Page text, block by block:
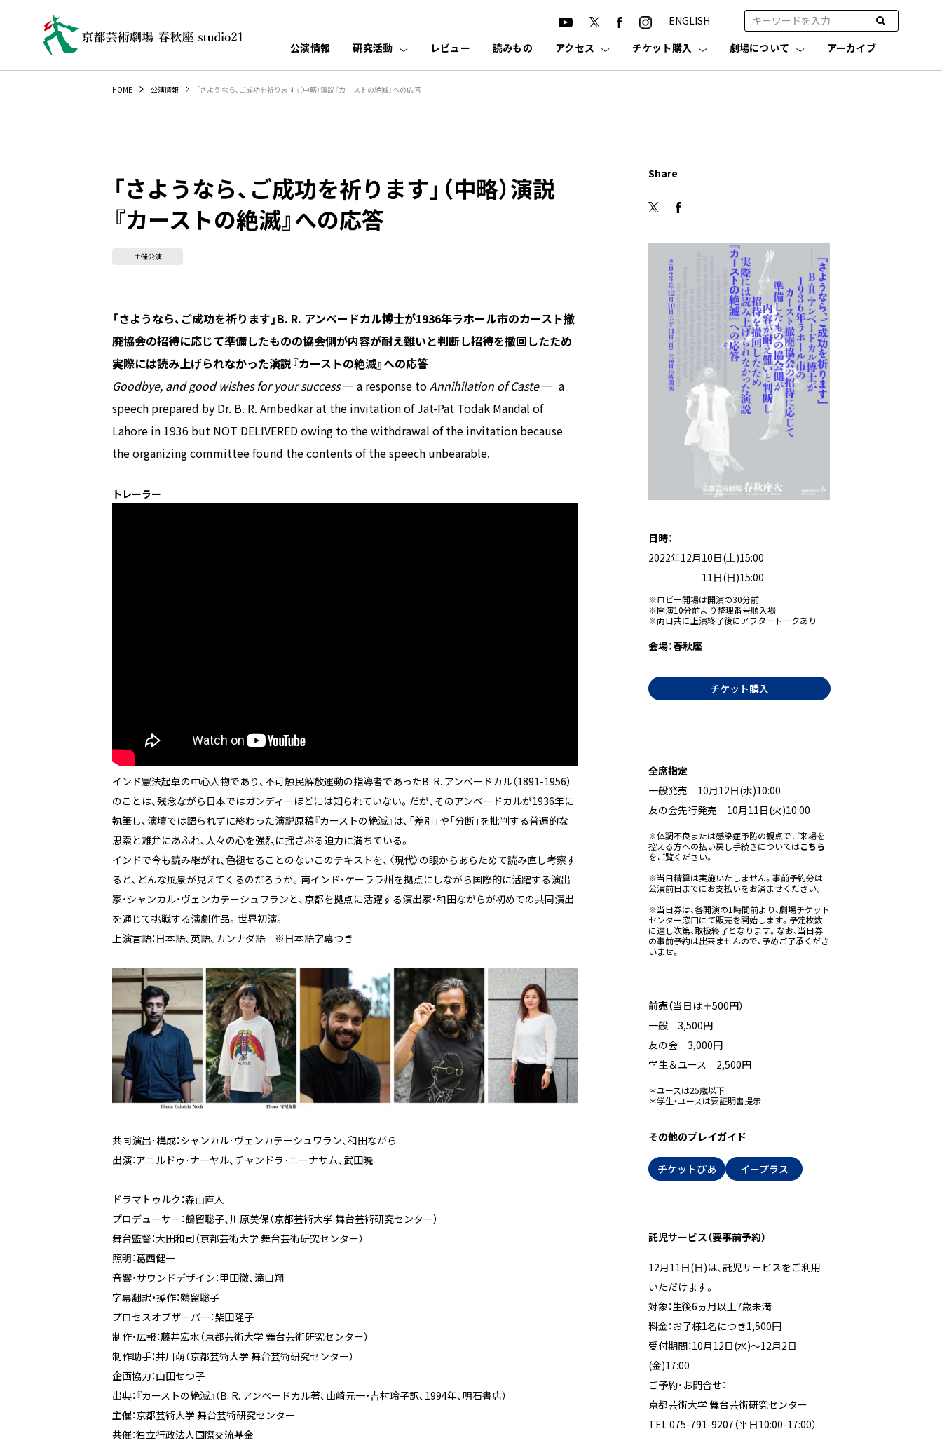
ENGLISH
公演情報
研究活動 レビュー 読みもの アクセス チケット購入 劇場について アーカイブ
HOME 公演情報 「さようなら、ご成功を祈ります」（中略）演説『カーストの絶滅』への応答
「さようなら、ご成功を祈ります」（中略）演説
『カーストの絶滅』への応答
主催公演
「さようなら、ご成功を祈ります」――B. R. アンベードカル博士が1936年ラホール市のカースト撤
廃協会の招待に応じて準備したものの協会側が内容が耐え難いと判断し招待を撤回したため
実際には読み上げられなかった演説『カーストの絶滅』への応答
Goodbye, and good wishes for your success― a response toAnnihilation of Caste― a
speech prepared by Dr. B. R. Ambedkar at the invitation of Jat-Pat Todak Mandal of
Lahore in 1936 but NOT DELIVERED owing to the withdrawal of the invitation because
the organizing committee found the contents of the speech unbearable.
トレーラー
インド憲法起草の中心人物であり、不可触民解放運動の指導者であったB. R. アンベードカル（1891-1956）
のことは、残念ながら日本ではガンディーほどには知られていない。だが、そのアンベードカルが1936年に
執筆し、演壇では語られずに終わった演説原稿『カーストの絶滅』は、「差別」や「分断」を批判する普遍的な
思索と雄弁にあふれ、人々の心を強烈に揺さぶる迫力に満ちている。
インドで今も読み継がれ、色褪せることのないこのテキストを、〈現代〉の眼からあらためて読み直し考察す
ると、どんな風景が見えてくるのだろうか。南インド・ケーララ州を拠点にしながら国際的に活躍する演出
家・シャンカル・ヴェンカテーシュワランと、京都を拠点に活躍する演出家・和田ながらが初めての共同演出
を通じて挑戦する演劇作品。世界初演。
上演言語：日本語、英語、カンナダ語 ※日本語字幕つき
共同演出·構成：シャンカル·ヴェンカテーシュワラン、和田ながら
出演：アニルドゥ·ナーヤル、チャンドラ·ニーナサム、武田暁
ドラマトゥルク：森山直人
プロデューサー：鶴留聡子、川原美保（京都芸術大学 舞台芸術研究センター）
舞台監督：大田和司（京都芸術大学 舞台芸術研究センター）
照明：葛西健一
音響・サウンドデザイン：甲田徹、滝口翔
字幕翻訳・操作：鶴留聡子
プロセスオブザーバー：柴田隆子
制作・広報：藤井宏水（京都芸術大学 舞台芸術研究センター）
制作助手：井川萌（京都芸術大学 舞台芸術研究センター）
企画協力：山田せつ子
出典：『カーストの絶滅』（B. R. アンベードカル著、山崎元一・吉村玲子訳、1994年、明石書店）
主催：京都芸術大学 舞台芸術研究センター
共催：独立行政法人国際交流基金
Share
日時：
2022年12月10日(土)15:00
11日(日)15:00
※ロビー開場は開演の30分前
※開演10分前より整理番号順入場
※両日共に上演終了後にアフタートークあり
会場：春秋座
チケット購入
全席指定
一般発売 10月12日(水)10:00
友の会先行発売 10月11日(火)10:00
※体調不良または感染症予防の観点でご来場を
控える方への払い戻し手続きについてはこちら
をご覧ください。
※当日精算は実施いたしません。事前予約分は
公演前日までにお支払いをお済ませください。
※当日券は、各開演の1時間前より、劇場チケット
センター窓口にて販売を開始します。予定枚数
に達し次第、取扱終了となります。なお、当日券
の事前予約は出来ませんので、予めご了承くださ
いませ。
前売（当日は＋500円）
一般 3,500円
友の会 3,000円
学生＆ユース 2,500円
＊ユースは25歳以下
＊学生・ユースは要証明書提示
その他のプレイガイド
チケットぴあ イープラス
託児サービス（要事前予約）
12月11日(日)は、託児サービスをご利用
いただけます。
対象：生後6ヵ月以上7歳未満
料金：お子様1名につき1,500円
受付期間：10月12日(水)～12月2日
(金)17:00
ご予約・お問合せ：
京都芸術大学 舞台芸術研究センター
TEL 075-791-9207（平日10:00-17:00）